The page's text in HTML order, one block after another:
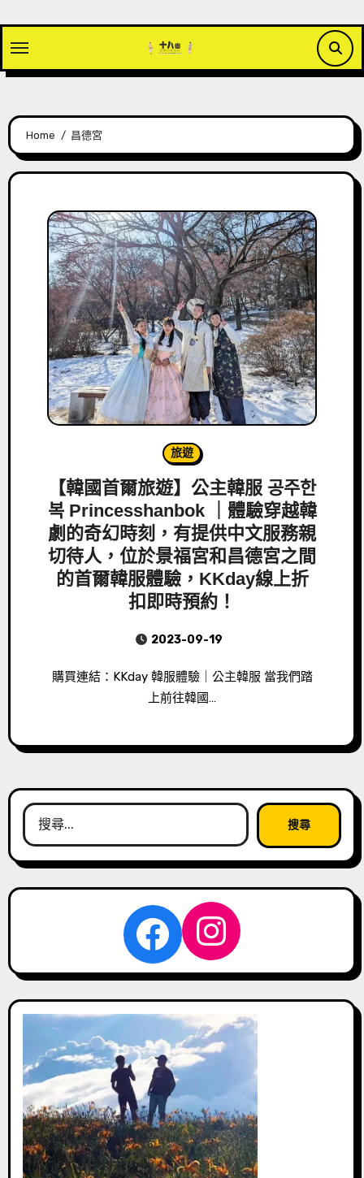
content
Home 昌德宮
旅遊
【韓國首爾旅遊】公主韓服 공주한
복 Princesshanbok ｜體驗穿越韓
劇的奇幻時刻，有提供中文服務親
切待人，位於景福宮和昌德宮之間
的首爾韓服體驗，KKday線上折
扣即時預約！
2023-09-19
購買連結：KKday 韓服體驗｜公主韓服 當我們踏
上前往韓國…
搜
尋
關
Facebook